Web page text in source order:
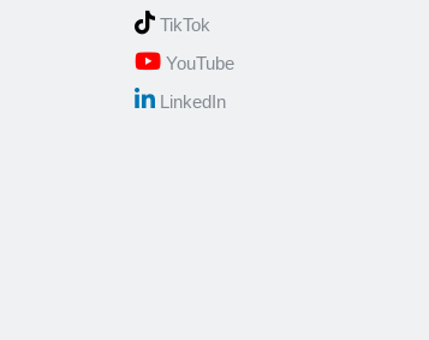
TikTok
YouTube
LinkedIn